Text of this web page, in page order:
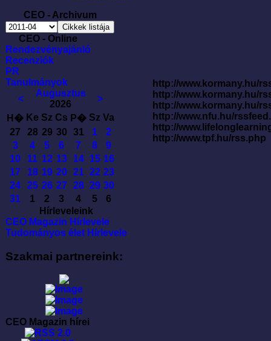
CEO - Archivum
CEO - Online
Rendezvényajánló
Recenziók
PR
Tanulmányok
<
Augusztus
2026
>
H� Ke Sz Cs P� Sz Va
27
28 29 30 31 1
2
3
4 5 6 7 8
9
10
11 12 13 14 15 16
17
18 19 20 21 22 23
24
25 26 27 28 29 30
31
1 2 3 4 5
6
Hírleveleink
CEO Magazin Hírlevele
Tudományos élet Hírlevele
Szakmai partnereink:
CEO Magazin hírei
http://www.kormany.hu/
http://www.kormany.hu/
http://www.kormany.hu/
http://www.nfu.hu/
http://
http://www.tpf.hu/rss.php